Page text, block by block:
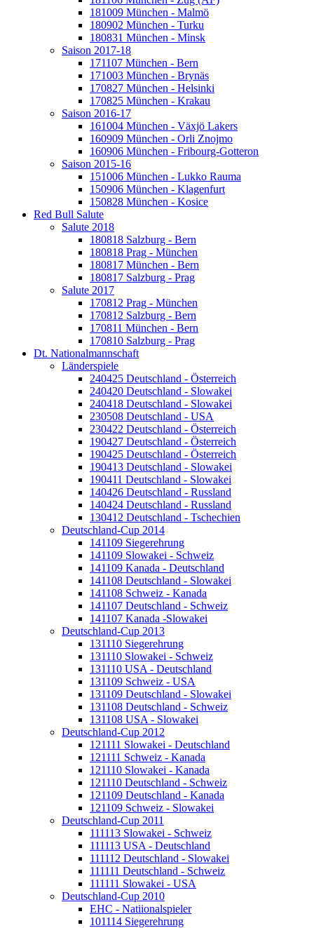
181009 München - Malmö
180902 München - Turku
180831 München - Minsk
Saison 2017-18
171107 München - Bern
171003 München - Brynäs
170827 München - Helsinki
170825 München - Krakau
Saison 2016-17
161004 München - Växjö Lakers
160909 München - Orli Znojmo
160906 München - Fribourg-Gotteron
Saison 2015-16
151006 München - Lukko Rauma
150906 München - Klagenfurt
150828 München - Kosice
Red Bull Salute
Salute 2018
180818 Salzburg - Bern
180818 Prag - München
180817 München - Bern
180817 Salzburg - Prag
Salute 2017
170812 Prag - München
170812 Salzburg - Bern
170811 München - Bern
170810 Salzburg - Prag
Dt. Nationalmannschaft
Länderspiele
240425 Deutschland - Österreich
240420 Deutschland - Slowakei
240418 Deutschland - Slowakei
230508 Deutschland - USA
230422 Deutschland - Österreich
190427 Deutschland - Österreich
190425 Deutschland - Österreich
190413 Deutschland - Slowakei
190411 Deutschland - Slowakei
140426 Deutschland - Russland
140424 Deutschland - Russland
130412 Deutschland - Tschechien
Deutschland-Cup 2014
141109 Siegerehrung
141109 Slowakei - Schweiz
141109 Kanada - Deutschland
141108 Deutschland - Slowakei
141108 Schweiz - Kanada
141107 Deutschland - Schweiz
141107 Kanada -Slowakei
Deutschland-Cup 2013
131110 Siegerehrung
131110 Slowakei - Schweiz
131110 USA - Deutschland
131109 Schweiz - USA
131109 Deutschland - Slowakei
131108 Deutschland - Schweiz
131108 USA - Slowakei
Deutschland-Cup 2012
121111 Slowakei - Deutschland
121111 Schweiz - Kanada
121110 Slowakei - Kanada
121110 Deutschland - Schweiz
121109 Deutschland - Kanada
121109 Schweiz - Slowakei
Deutschland-Cup 2011
111113 Slowakei - Schweiz
111113 USA - Deutschland
111112 Deutschland - Slowakei
111111 Deutschland - Schweiz
111111 Slowakei - USA
Deutschland-Cup 2010
EHC - Natiionalspieler
101114 Siegerehrung